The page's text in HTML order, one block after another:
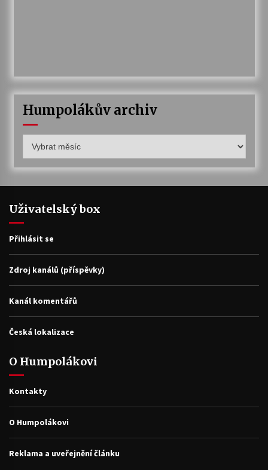
Humpolákův archiv
archiv
Uživatelský box
Přihlásit se
Zdroj kanálů (příspěvky)
Kanál komentářů
Česká lokalizace
O Humpolákovi
Kontakty
O Humpolákovi
Reklama a uveřejnění článku